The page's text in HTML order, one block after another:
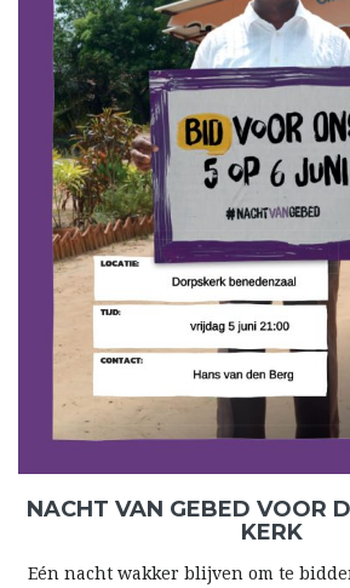
NACHT VAN GEBED VOOR
KERK
Eén nacht wakker blijven om te